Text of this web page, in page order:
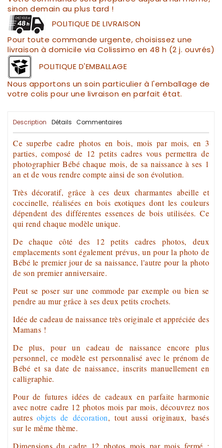
sinon demain au plus tard !
POLITIQUE DE LIVRAISON
Pour toute commande urgente, choisissez une
livraison à domicile via Colissimo en 48 h (2 j. ouvrés)
POLITIQUE D'EMBALLAGE
Nous apportons un soin particulier à l'emballage de
votre colis pour une livraison en parfait état.
Description Détails Commentaires
Ce superbe cadre photos en bois, mois par mois, en 3
parties, composé de 12 petitscadres vous permettra de
photographierBébé chaque mois, de sa naissance à ses 1
an et de vous rendre compte ainsi de son évolution.
Très décoratif, grâce à ces deux charmantes abeille et
coccinelle, réalisées enbois exotiques dont les couleurs
dépendent des différentes essences de bois utilisées. Ce
qui rend chaque modèle unique.
De chaque côté des 12 petits cadres photos, deux
emplacements sont également prévus, un pour la photo de
Bébé le premier jour de sa naissance, l'autre pour la photo
de son premier anniversaire.
Peut se poser sur une commode par exemple ou bien se
pendre au mur grâce à ses deux petits crochets.
Idée de cadeau de naissance très originale et appréciée des
Mamans !
De plus, pour un cadeau de naissance encore plus
personnel, ce modèle est personnalisé avec le prénom de
Bébé et sa date de naissance, inscrits manuellement en
calligraphie.
Pour de futuresidées de cadeaux en parfaite harmonie
avec notrecadre 12 photos mois par mois, découvrez nos
autres objets de décoration,tout aussi originaux, basés
sur le même thème.
Dimensions du cadre 12 photos mois par mois fermé :